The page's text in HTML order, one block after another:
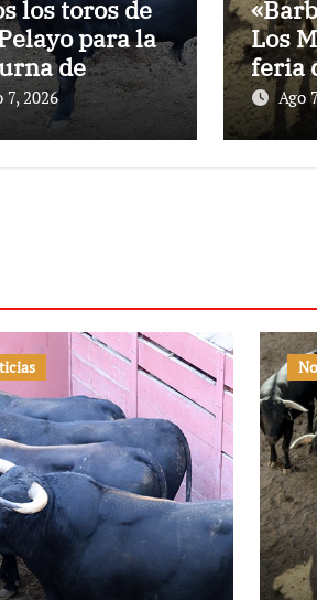
los toros de
para la
de
en El
7, 2026
Los
feria
Ago